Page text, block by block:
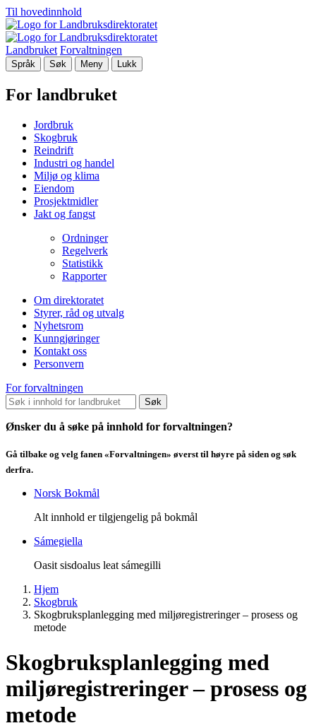
Til hovedinnhold
Landbruket Forvaltningen
Språk Søk Meny Lukk
For landbruket
Jordbruk
Skogbruk
Reindrift
Industri og handel
Miljø og klima
Eiendom
Prosjektmidler
Jakt og fangst
Ordninger
Regelverk
Statistikk
Rapporter
Om direktoratet
Styrer, råd og utvalg
Nyhetsrom
Kunngjøringer
Kontakt oss
Personvern
For forvaltningen
Søk
Ønsker du å søke på innhold for forvaltningen?
Gå tilbake og velg fanen «Forvaltningen» øverst til høyre på siden og søk
derfra.
Norsk Bokmål
Alt innhold er tilgjengelig på bokmål
Sámegiella
Oasit sisdoalus leat sámegilli
Hjem
Skogbruk
Skogbruksplanlegging med miljøregistreringer – prosess og
metode
Skogbruksplanlegging med
miljøregistreringer – prosess og
metode